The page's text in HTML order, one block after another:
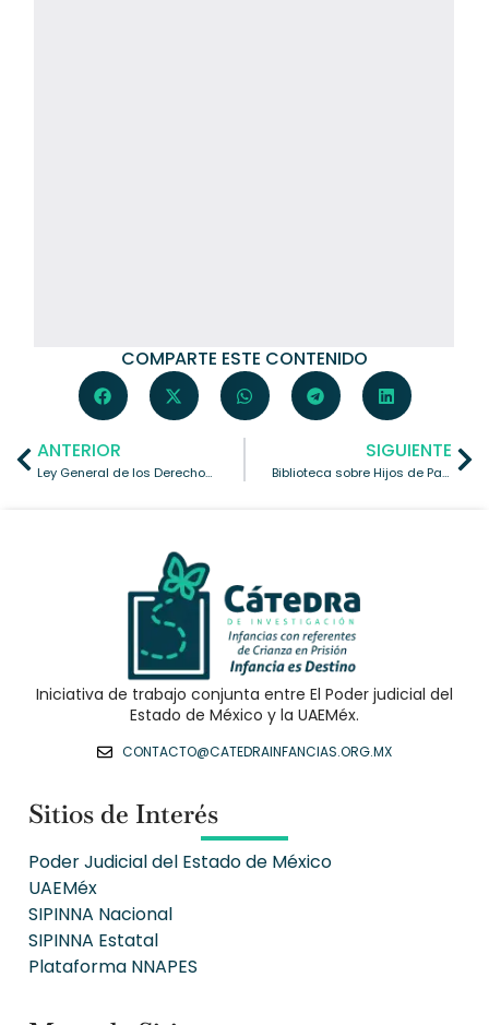
COMPARTE ESTE CONTENIDO
ANTERIOR
Ley General de los Derechos de Niños, Niñas y Adolescentes
SIGUIENTE
Biblioteca sobre Hijos de Padres Encarcelados – NNAPEs
Iniciativa de trabajo conjunta entre El Poder judicial del
Estado de México y la UAEMéx.
CONTACTO@CATEDRAINFANCIAS.ORG.MX
Sitios de Interés
Poder Judicial del Estado de México
UAEMéx
SIPINNA Nacional
SIPINNA Estatal
Plataforma NNAPES